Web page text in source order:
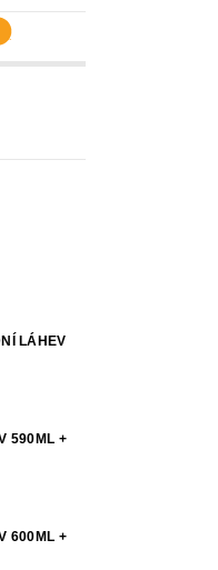
LÁHEV
590ML +
600ML +